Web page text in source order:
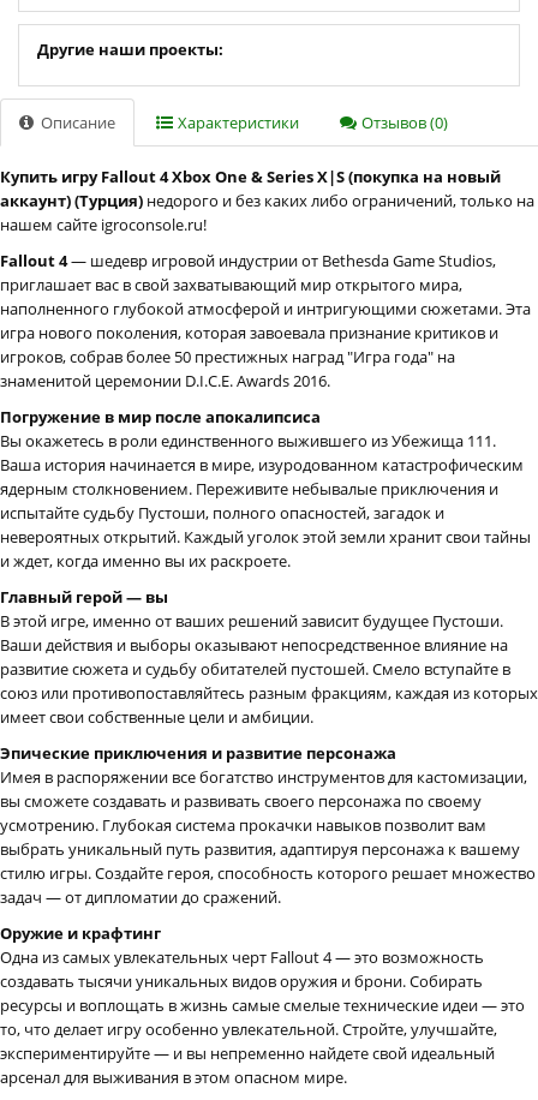
Другие наши проекты:
Описание Характеристики Отзывов (0)
Купить игру Fallout 4 Xbox One & Series X|S (покупка на новый
аккаунт) (Турция) недорого и без каких либо ограничений, только на
нашем сайте igroconsole.ru!
Fallout 4— шедевр игровой индустрии от Bethesda Game Studios,
приглашает вас в свой захватывающий мир открытого мира,
наполненного глубокой атмосферой и интригующими сюжетами. Эта
игра нового поколения, которая завоевала признание критиков и
игроков, собрав более 50 престижных наград "Игра года" на
знаменитой церемонии D.I.C.E. Awards 2016.
Погружение в мир после апокалипсиса
Вы окажетесь в роли единственного выжившего из Убежища 111.
Ваша история начинается в мире, изуродованном катастрофическим
ядерным столкновением. Переживите небывалые приключения и
испытайте судьбу Пустоши, полного опасностей, загадок и
невероятных открытий. Каждый уголок этой земли хранит свои тайны
и ждет, когда именно вы их раскроете.
Главный герой — вы
В этой игре, именно от ваших решений зависит будущее Пустоши.
Ваши действия и выборы оказывают непосредственное влияние на
развитие сюжета и судьбу обитателей пустошей. Смело вступайте в
союз или противопоставляйтесь разным фракциям, каждая из которых
имеет свои собственные цели и амбиции.
Эпические приключения и развитие персонажа
Имея в распоряжении все богатство инструментов для кастомизации,
вы сможете создавать и развивать своего персонажа по своему
усмотрению. Глубокая система прокачки навыков позволит вам
выбрать уникальный путь развития, адаптируя персонажа к вашему
стилю игры. Создайте героя, способность которого решает множество
задач — от дипломатии до сражений.
Оружие и крафтинг
Одна из самых увлекательных черт Fallout 4 — это возможность
создавать тысячи уникальных видов оружия и брони. Собирать
ресурсы и воплощать в жизнь самые смелые технические идеи — это
то, что делает игру особенно увлекательной. Стройте, улучшайте,
экспериментируйте — и вы непременно найдете свой идеальный
арсенал для выживания в этом опасном мире.